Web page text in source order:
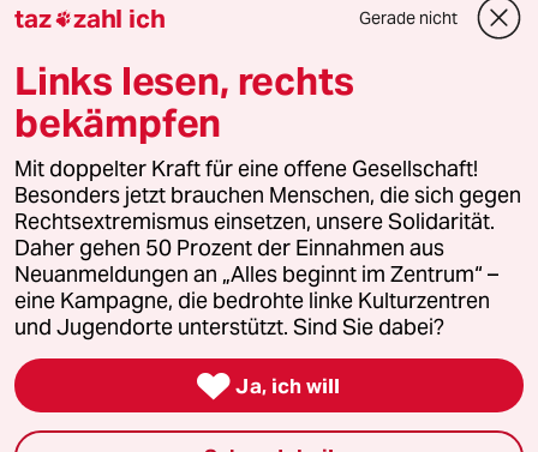
Downloads für Abonnierende
© 2026 taz Verlags und Vertriebs GmbH
Alle Rechte vorbehalten. Bei rechtlichen Fragen oder für Genehmigungen
wenden Sie sich bitte an
lizenzen@taz.de
Feedback Redaktionsstatut Kommune-Richtlinien
Leitlinie Informant Datenschutz Impressum AGB
Seitenwende Einwilligungen widerrufen (Ads)
taz zahl ich Gerade nicht
Links lesen, rechts
bekämpfen
Mit doppelter Kraft für eine offene Gesellschaft!
Besonders jetzt brauchen Menschen, die sich gegen
Rechtsextremismus einsetzen, unsere Solidarität.
Daher gehen 50 Prozent der Einnahmen aus
Neuanmeldungen an „Alles beginnt im Zentrum“ –
eine Kampagne, die bedrohte linke Kulturzentren
und Jugendorte unterstützt. Sind Sie dabei?
 Ja, ich will